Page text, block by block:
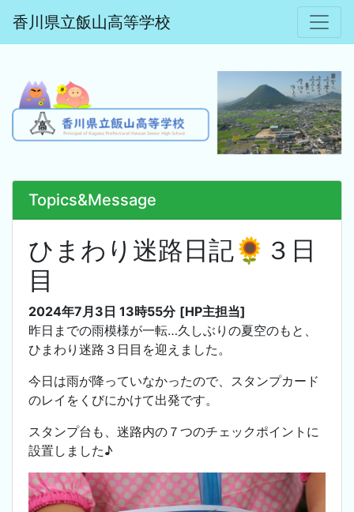
香川県立飯山高等学校
Topics&Message
ひまわり迷路日記🌻３日
目
2024年7月3日 13時55分 [HP主担当]
昨日までの雨模様が一転…久しぶりの夏空のもと、
ひまわり迷路３日目を迎えました。
今日は雨が降っていなかったので、スタンプカード
のレイをくびにかけて出発です。
スタンプ台も、迷路内の７つのチェックポイントに
設置しました♪